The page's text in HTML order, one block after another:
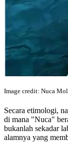
Image credit: Nuca
Secara etimologi,
di mana "Nuca"
bukanlah sekadar
alamnya yang